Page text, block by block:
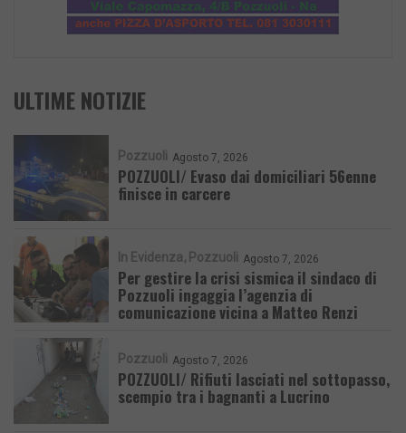
ULTIME NOTIZIE
Pozzuoli Agosto 7, 2026
POZZUOLI/ Evaso dai domiciliari 56enne
finisce in carcere
In Evidenza Pozzuoli Agosto 7, 2026
Per gestire la crisi sismica il sindaco di
Pozzuoli ingaggia l’agenzia di
comunicazione vicina a Matteo Renzi
Pozzuoli Agosto 7, 2026
POZZUOLI/ Rifiuti lasciati nel sottopasso,
scempio tra i bagnanti a Lucrino